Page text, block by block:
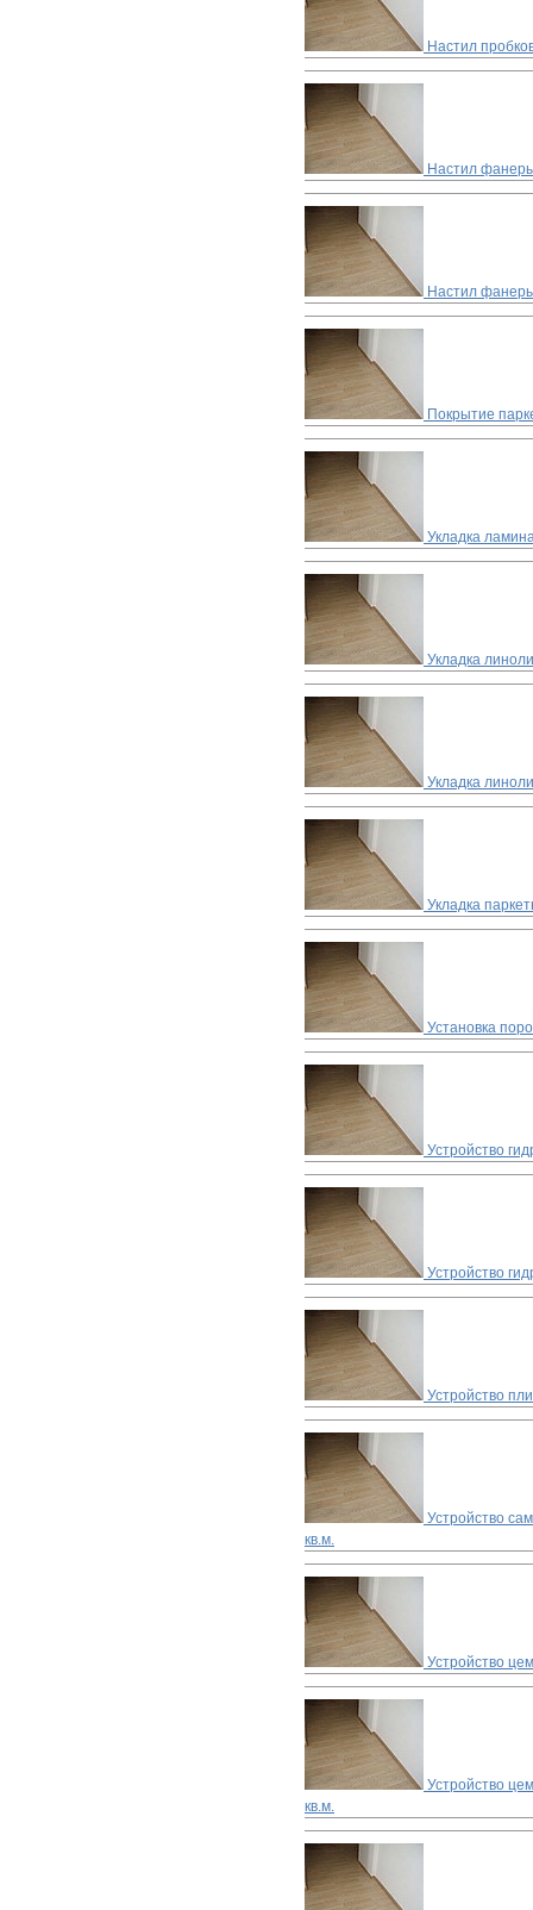
Настил
Настил
Настил
Покрытие
Укладка
Укладка
Укладка
Укладка
Установка
Устройство
Устройство
Устройство
Устройство
кв.м.
Устройство
Устройство
кв.м.